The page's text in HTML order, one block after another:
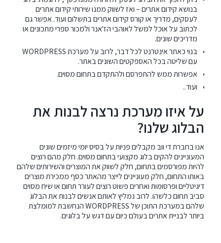
בנושא קידום אתרים – ואז לשווק ממנו שירותי קידום אתרים
לעסקים, מדריך או קורס קידום אתרים בתשלום ועוד. אפשר גם
לכתוב על אוכל למשל לאוהבי הז'אנר ולמכור ספרי מתכונים או
מדריכים שונים.
בנוי כאתר אינטרנט לכל דבר, לרוב על מערכת WORDPRESS
עם שליטה בכל האספקטים השונים באתר.
אפשרות ממש להתפרסם ולהתקדם בתחום מסוים.
ועוד..
על איזו מערכת נרצה לבנות את
הבלוג שלנו?
אנו בחברת די ווב מקבלים פניות על בסיס יומי מיזמים שונים
המעוניינים להקים בלוג מקצועי בתחום מסוים. חלק מהם רוצים
להיות מפורסמים בתחום, חלק לשווק את המוצרים והשירותים שלהם
באותו התחום, חלק מעוניינים לייצר מהאתר כסף ממכירת מוצרים
דיגיטליים ופרסומות ואחרים פשוט רוצים לעורר תחום או שיח מסוים
סביב תחום כלשהו. לרוב נמליץ לאותם אנשים לבנות את הבלוג
שלהם במערכת התוכן של WORDPRESS הנחשבת למומלצת
ביותר לבניית אתרים בעולם כיום עם דגש על בלוגים.